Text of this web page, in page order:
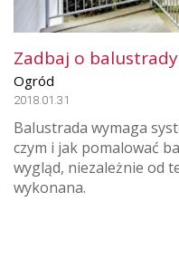
Zadbaj o
Ogród
2018.01.31
Balustrada wymaga
czym i jak pomalować
wygląd, niezależnie od
wykonana.